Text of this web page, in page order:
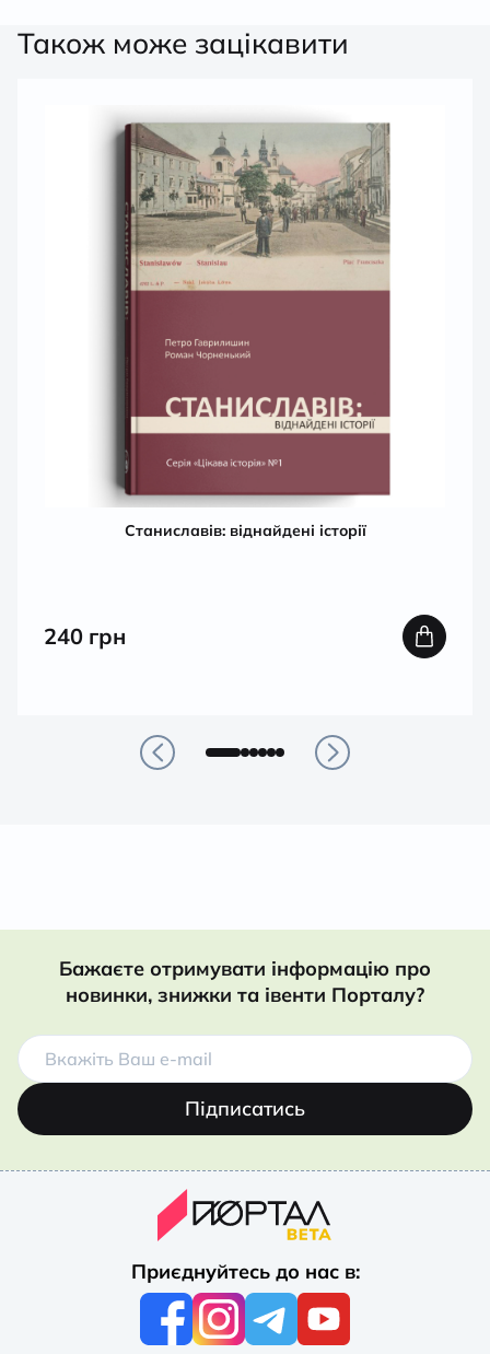
Також може зацікавити
Станиславів: віднайдені історії
240 грн
Бажаєте отримувати інформацію про
новинки, знижки та івенти Порталу?
Підписатись
Приєднуйтесь до нас в: